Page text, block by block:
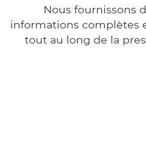
Nous fournissons
informations complètes
tout au long de la